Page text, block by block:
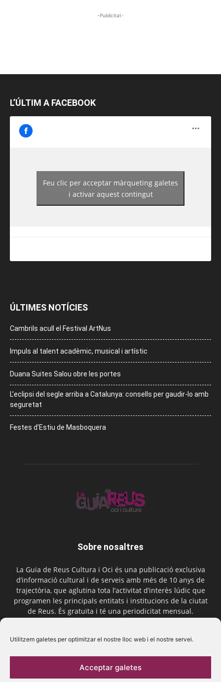
Utilitzem galetes per optimitzar el nostre lloc web i el nostre servei.
Acceptar galetes
-Publicitat-
L’ÚLTIM A FACEBOOK
https://www.facebook.com/guiadereus/
Feu clic per acceptar màrqueting galetes
i activar aquest contingut
ÚLTIMES NOTÍCIES
Cambrils acull el Festival ArtNus
Impuls al talent acadèmic, musical i artístic
Duana Suites Salou obre les portes
L’eclipsi del segle arriba a Catalunya: consells per gaudir-lo amb
seguretat
Festes d’Estiu de Masboquera
Sobre nosaltres
La Guia de Reus Cultura i Oci és una publicació exclusiva
d’informació cultural i de serveis amb més de 10 anys de
trajectòria, que aglutina tota l’activitat d’interès lúdic que
programen les principals entitats i institucions de la ciutat
de Reus. És gratuïta i té una periodicitat mensual.
Segueix-nos